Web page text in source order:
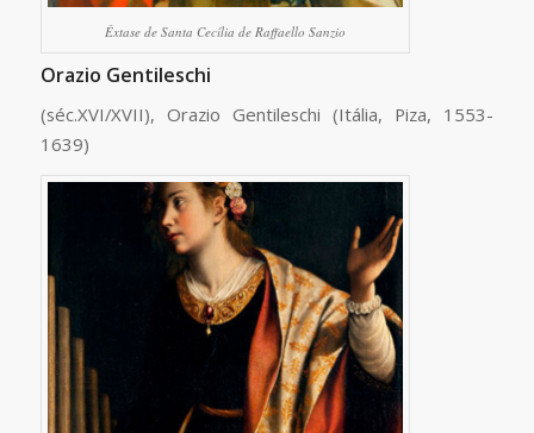
Êxtase de Santa Cecília de Raffaello Sanzio
Orazio Gentileschi
(séc.XVI/XVII), Orazio Gentileschi (Itália, Piza, 1553-
1639)